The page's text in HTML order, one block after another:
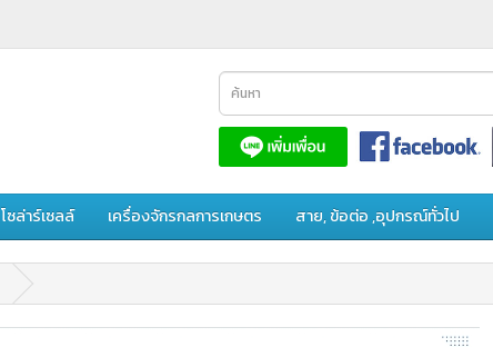
โซล่าร์เซลล์ เครื่องจักรกลการเกษตร สาย, ข้อต่อ ,อุปกรณ์ทั่วไป